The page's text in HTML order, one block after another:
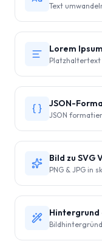
Text
Lorem
JSON-
JSON
Bild zu SVG
PNG & JPG in